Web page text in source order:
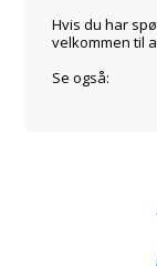
Hvis du har
velkommen til
Se også: